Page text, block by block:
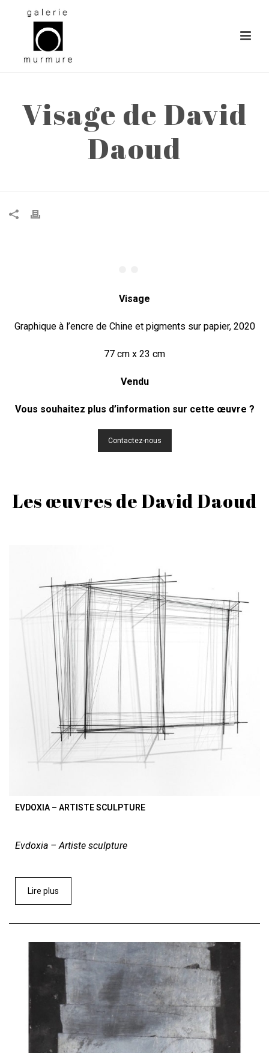
Visage de David
Daoud
Visage
Graphique à l’encre de Chine et pigments sur papier, 2020
77 cm x 23 cm
Vendu
Vous souhaitez plus d’information sur cette œuvre ?
Contactez-nous
Les œuvres de David Daoud
EVDOXIA – ARTISTE SCULPTURE
Evdoxia – Artiste sculpture
Lire plus